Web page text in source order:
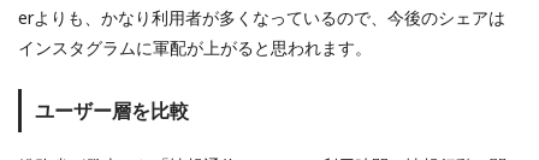
erよりも、かなり利用者が多くなっているので、今後のシェアは
インスタグラムに軍配が上がると思われます。
ユーザー層を比較